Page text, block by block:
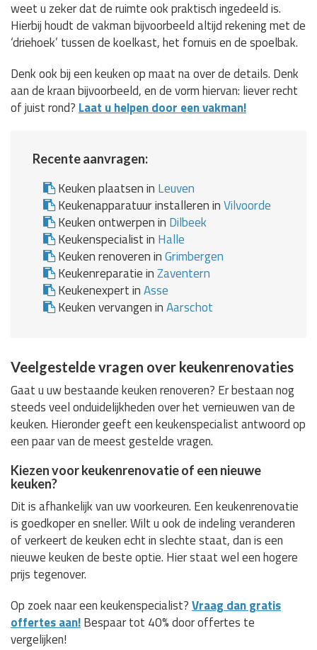
weet u zeker dat de ruimte ook praktisch ingedeeld is.
Hierbij houdt de vakman bijvoorbeeld altijd rekening met de
‘driehoek’ tussen de koelkast, het fornuis en de spoelbak.
Denk ook bij een keuken op maat na over de details. Denk
aan de kraan bijvoorbeeld, en de vorm hiervan: liever recht
of juist rond? Laat u helpen door een vakman!
Recente aanvragen:
Keuken plaatsen in Leuven
Keukenapparatuur installeren inVilvoorde
Keuken ontwerpen in Dilbeek
Keukenspecialist in Halle
Keuken renoveren inGrimbergen
Keukenreparatie inZaventern
Keukenexpert inAsse
Keuken vervangen inAarschot
Veelgestelde vragen over keukenrenovaties
Gaat u uw bestaande keuken renoveren? Er bestaan nog
steeds veel onduidelijkheden over het vernieuwen van de
keuken. Hieronder geeft een keukenspecialist antwoord op
een paar van de meest gestelde vragen.
Kiezen voor keukenrenovatie of een nieuwe
keuken?
Dit is afhankelijk van uw voorkeuren. Een keukenrenovatie
is goedkoper en sneller. Wilt u ook de indeling veranderen
of verkeert de keuken echt in slechte staat, dan is een
nieuwe keuken de beste optie. Hier staat wel een hogere
prijs tegenover.
Op zoek naar een keukenspecialist?Vraag dan gratis
offertes aan!Bespaar tot 40% door offertes te
vergelijken!